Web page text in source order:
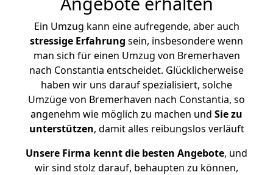
Ein Umzug kann eine aufregende, aber auch
stressige Erfahrung sein, insbesondere wenn
man sich für einen Umzug von Bremerhaven
nach Constantia entscheidet. Glücklicherweise
haben wir uns darauf spezialisiert, solche
Umzüge von Bremerhaven nach Constantia, so
angenehm wie möglich zu machen und Sie zu
unterstützen, damit alles reibungslos verläuft
Unsere Firma kennt die besten Angebote, und
wir sind stolz darauf, behaupten zu können,